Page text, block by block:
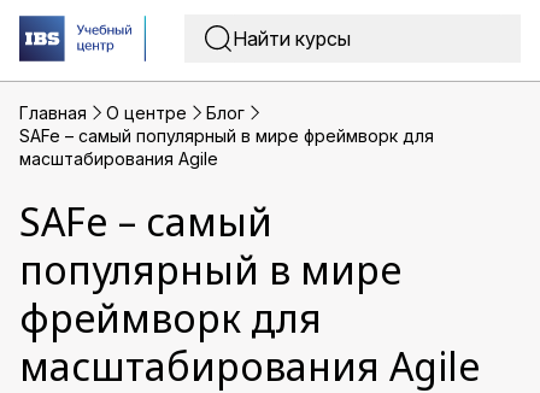
Главная O центре
Блог
SAFe – cамый популярный в мире фреймворк для
масштабирования Agile
SAFe – cамый
популярный в мире
фреймворк для
масштабирования Agile